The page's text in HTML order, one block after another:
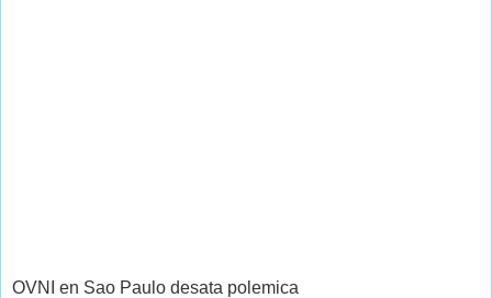
OVNI en Sao Paulo desata polemica